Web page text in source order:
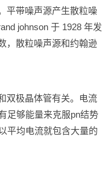
平带噪声源产生散粒噪
johnson 于 1928 年发
，散粒噪声源和约翰逊
极晶体管有关。电流
足够能量来克服pn结势
平均电流就包含大量的